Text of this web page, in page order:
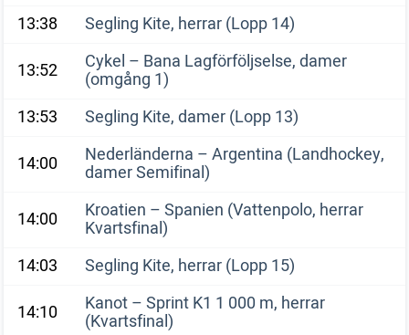
13:38
Segling Kite, herrar (Lopp 14)
13:52
Cykel – Bana Lagförföljselse, damer
(omgång 1)
13:53
Segling Kite, damer (Lopp 13)
14:00
Nederländerna – Argentina (Landhockey,
damer Semifinal)
14:00
Kroatien – Spanien (Vattenpolo, herrar
Kvartsfinal)
14:03
Segling Kite, herrar (Lopp 15)
14:10
Kanot – Sprint K1 1 000 m, herrar
(Kvartsfinal)